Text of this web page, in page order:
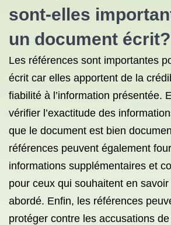
sont-elles
un document écrit?
Les références sont importantes
écrit car elles apportent de la
fiabilité à l’information présentée.
vérifier l’exactitude des
que le document est bien
références peuvent également
informations supplémentaires et
pour ceux qui souhaitent en
abordé. Enfin, les références
protéger contre les accusations